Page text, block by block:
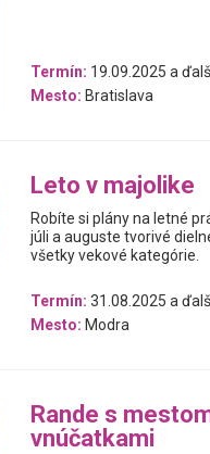
Termín: 19.09.2025 a
Mesto: Bratislava
Leto v majolike
Robíte si plány na letné
júli a auguste tvorivé
všetky vekové kategórie.
Termín: 31.08.2025 a
Mesto: Modra
Rande s
vnúčatkami